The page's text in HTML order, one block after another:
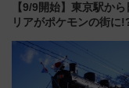
【9/9開始】東京駅か
リアがポケモンの街に
リサーチ」本格謎解き
情報まとめ